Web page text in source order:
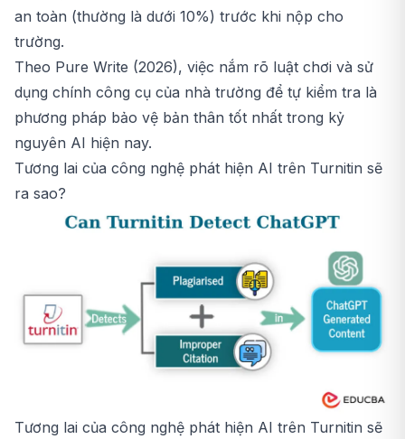
an toàn (thường là dưới 10%) trước khi nộp cho
trường.
Theo Pure Write (2026), việc nắm rõ luật chơi và sử
dụng chính công cụ của nhà trường để tự kiểm tra là
phương pháp bảo vệ bản thân tốt nhất trong kỷ
nguyên AI hiện nay.
Tương lai của công nghệ phát hiện AI trên Turnitin sẽ
ra sao?
Tương lai của công nghệ phát hiện AI trên Turnitin sẽ